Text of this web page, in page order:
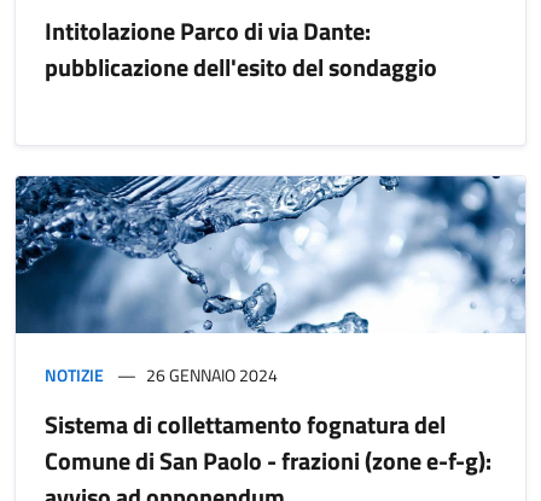
Intitolazione Parco di via Dante:
pubblicazione dell'esito del sondaggio
NOTIZIE 26 GENNAIO 2024
Sistema di collettamento fognatura del
Comune di San Paolo - frazioni (zone e-f-g):